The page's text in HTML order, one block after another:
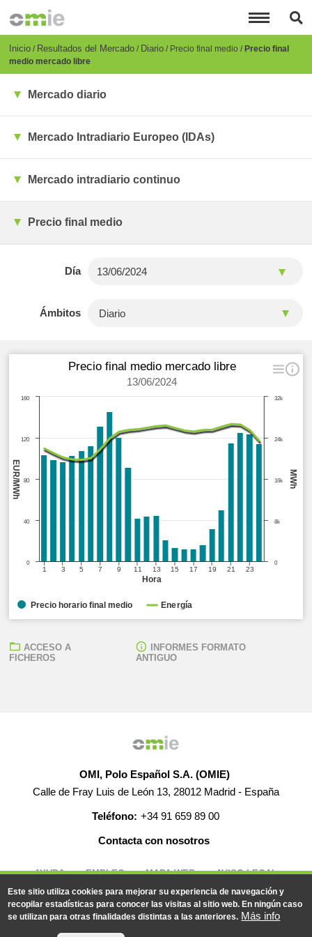
principal
Breadcrumb
Inicio Resultados del Mercado Diario Precio final medio Precio final
medio mercado libre
Mercado diario
Mercado Intradiario Europeo (IDAs)
Mercado intradiario continuo
Precio final medio
Día
Ámbitos
Hora
MWh
EUR/MWh
Precio final medio mercado libre
13/06/2024
1 3 5 7 9 11 13 15 17 19 21 23
0
8k
16k
24k
32k
0
120
40
80
160
Precio horario final medio Energía
ACCESO A
FICHEROS
INFORMES FORMATO
ANTIGUO
OMI, Polo Español S.A. (OMIE)
Calle de Fray Luis de León 13, 28012 Madrid - España
Teléfono: +34 91 659 89 00
Contacta con nosotros
© 2019-2026 - Todos los derechos reservados
AYUDA EMPLEO MAPA WEB AVISO LEGAL
Este sitio utiliza cookies para mejorar su experiencia de navegación y
recopilar estadísticas para conocer las visitas al sitio web. En ningún caso
se utilizan para otras finalidades distintas a las anteriores. Más info